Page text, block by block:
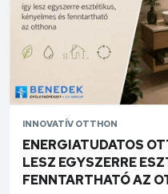
INNOVATÍV OTTHON
ENERGIATUDATOS
LESZ EGYSZERRE
FENNTARTHATÓ AZ